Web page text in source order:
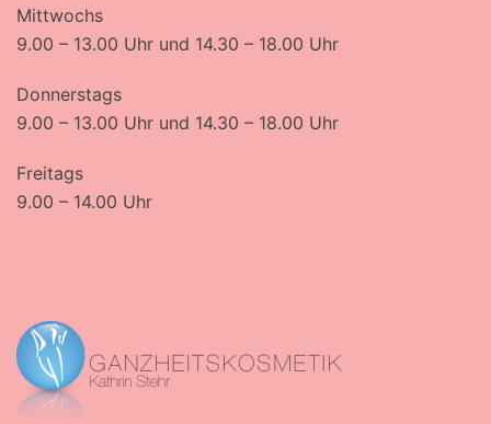
Mittwochs
9.00 – 13.00 Uhr und 14.30 – 18.00 Uhr
Donnerstags
9.00 – 13.00 Uhr und 14.30 – 18.00 Uhr
Freitags
9.00 – 14.00 Uhr